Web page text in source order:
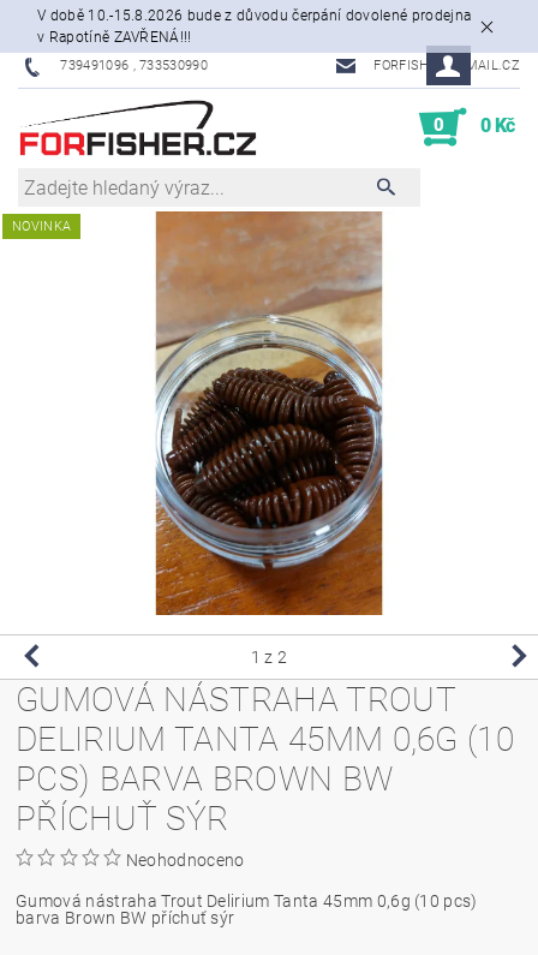
V době 10.-15.8.2026 bude z důvodu čerpání dovolené prodejna
v Rapotíně ZAVŘENÁ!!!
739491096 , 733530990 FORFISHER@EMAIL.CZ
0 0 Kč
NOVINKA
1 z 2
GUMOVÁ NÁSTRAHA TROUT
DELIRIUM TANTA 45MM 0,6G (10
PCS) BARVA BROWN BW
PŘÍCHUŤ SÝR
Neohodnoceno
Gumová nástraha Trout Delirium Tanta 45mm 0,6g (10 pcs)
barva Brown BW příchuť sýr